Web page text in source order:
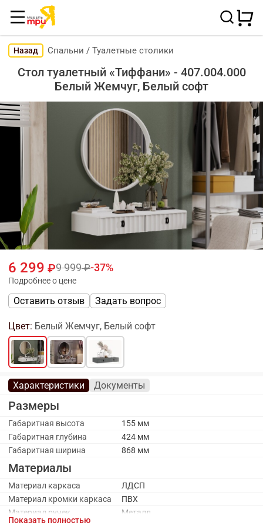
Назад Спальни / Туалетные столики
Стол туалетный «Тиффани» - 407.004.000
Белый Жемчуг, Белый софт
6 299 9 999 37
Подробнее о цене
Оставить отзыв Задать вопрос
Цвет: Белый Жемчуг, Белый софт
Характеристики Документы
Размеры
Габаритная высота
155 мм
Габаритная глубина
424 мм
Габаритная ширина
868 мм
Материалы
Материал каркаса
ЛДСП
Материал кромки каркаса
ПВХ
Материал ручек
Металл
Показать полностью